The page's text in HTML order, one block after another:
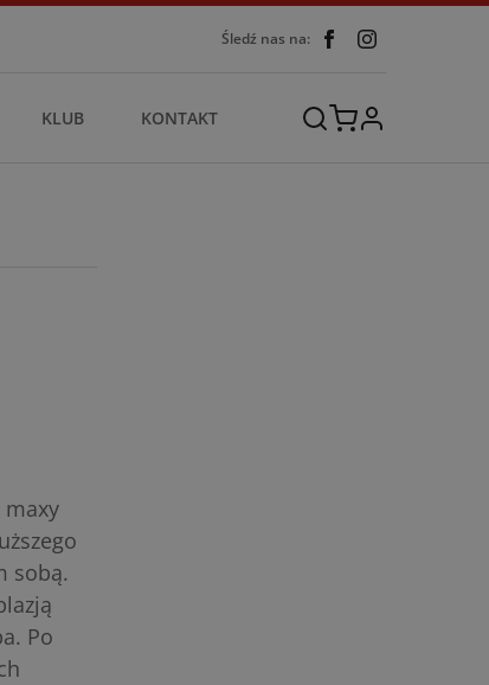
Śledź nas na:
KLUB KONTAKT
maxy
sobą.
Po